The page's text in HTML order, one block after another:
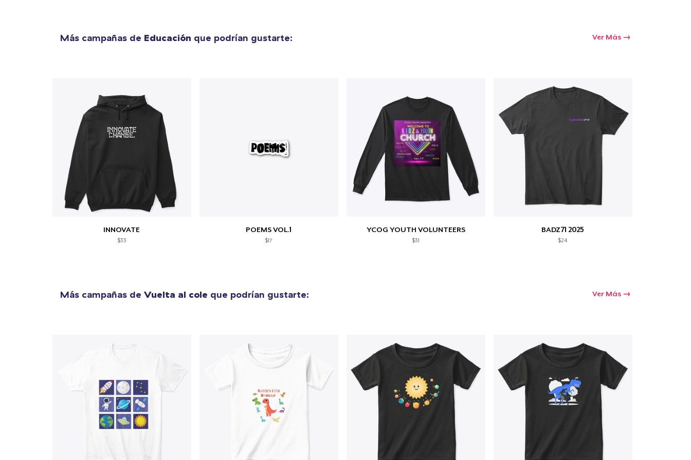
Más campañas de Educación que podrían gustarte: Ver Más
INNOVATE
$33
POEMS VOL.1
$17
YCOG YOUTH VOLUNTEERS
$31
BADZ71 2025
$24
Más campañas de Vuelta al cole que podrían gustarte: Ver Más